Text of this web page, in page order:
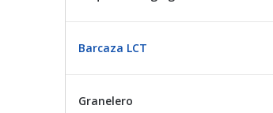
Barcaza LCT
Granelero